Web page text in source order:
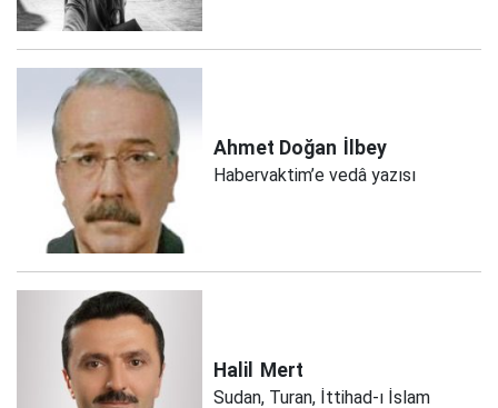
Ahmet Doğan İlbey
Habervaktim’e vedâ yazısı
Halil Mert
Sudan, Turan, İttihad-ı İslam